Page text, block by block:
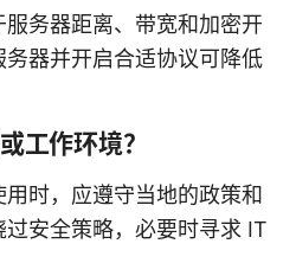
务器距离、带宽和加密开
器并开启合适协议可降低
工作环境？
时，应遵守当地的政策和
安全策略，必要时寻求 IT